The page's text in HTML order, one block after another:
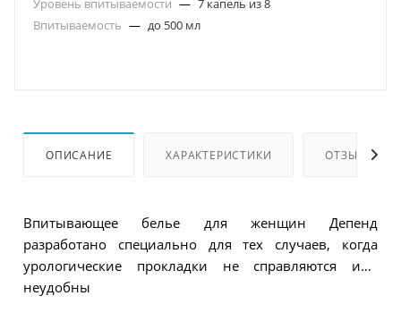
Уровень впитываемости — 7 капель из 8
Впитываемость — до 500 мл
ОПИСАНИЕ ХАРАКТЕРИСТИКИ ОТЗЫВЫ
Впитывающее белье для женщин Депенд
разработано специально для тех случаев, когда
урологические прокладки не справляются или
неудобны